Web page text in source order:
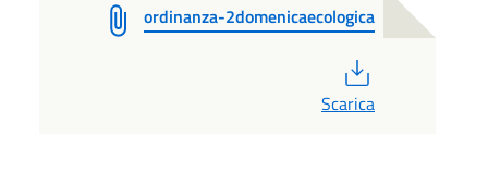
ordinanza-2domenicaecologica
Scarica